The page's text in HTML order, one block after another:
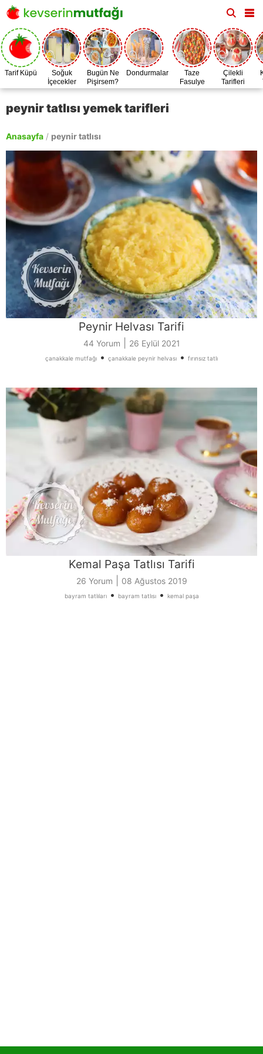
Tarif Küpü
Soğuk
İçecekler
Bugün Ne
Pişirsem?
Dondurmalar
Taze
Fasulye
Zamanı
Çilekli
Tarifleri
peynir tatlısı yemek tarifleri
Anasayfa / peynir tatlısı
Peynir Helvası Tarifi
44 Yorum 26 Eylül 2021
çanakkale mutfağı • çanakkale peynir helvası • fırınsız tatlı
Kemal Paşa Tatlısı Tarifi
26 Yorum 08 Ağustos 2019
bayram tatlıları• bayram tatlısı• kemal paşa